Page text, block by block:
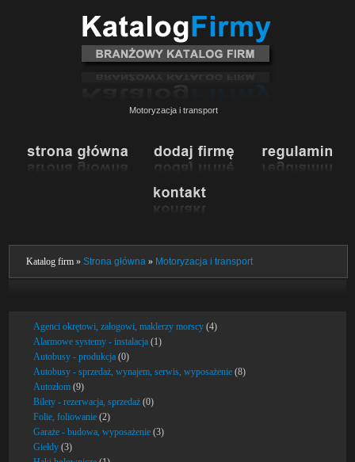
Motoryzacja i transport
Katalog firm »Strona główna » Motoryzacja i transport
Agenci okrętowi, załogowi, maklerzy morscy (4)
Alarmowe systemy - instalacja (1)
Autobusy - produkcja (0)
Autobusy - sprzedaż, wynajem, serwis, wyposażenie (8)
Autozłom (9)
Bilety - rezerwacja, sprzedaż (0)
Folie, foliowanie (2)
Garaże - budowa, wyposażenie (3)
Giełdy (3)